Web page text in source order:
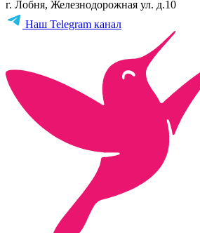
г. Лобня, Железнодорожная ул. д.10
Наш Telegram канал